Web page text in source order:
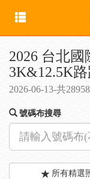
2026 台北
3K&12.5K
2026-06-13-共
號碼布搜尋
所有精選